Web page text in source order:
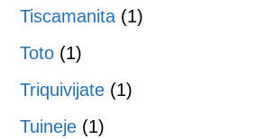
Tiscamanita (1)
Toto (1)
Triquivijate (1)
Tuineje (1)